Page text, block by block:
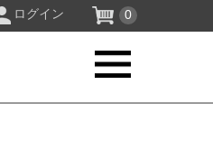
ログイン 0